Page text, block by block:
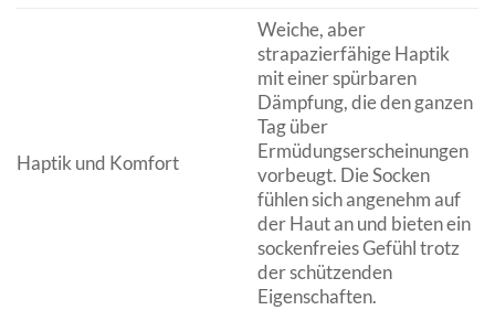
Haptik und Komfort
Weiche, aber
strapazierfähige Haptik
mit einer spürbaren
Dämpfung, die den ganzen
Tag über
Ermüdungserscheinungen
vorbeugt. Die Socken
fühlen sich angenehm auf
der Haut an und bieten ein
sockenfreies Gefühl trotz
der schützenden
Eigenschaften.